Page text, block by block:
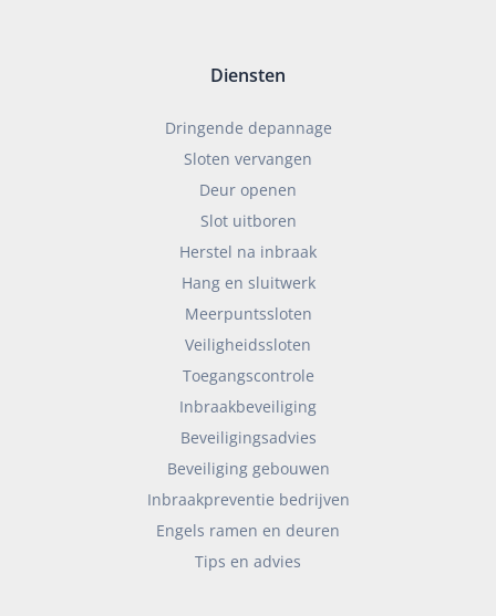
Diensten
Dringende depannage
Sloten vervangen
Deur openen
Slot uitboren
Herstel na inbraak
Hang en sluitwerk
Meerpuntssloten
Veiligheidssloten
Toegangscontrole
Inbraakbeveiliging
Beveiligingsadvies
Beveiliging gebouwen
Inbraakpreventie bedrijven
Engels ramen en deuren
Tips en advies